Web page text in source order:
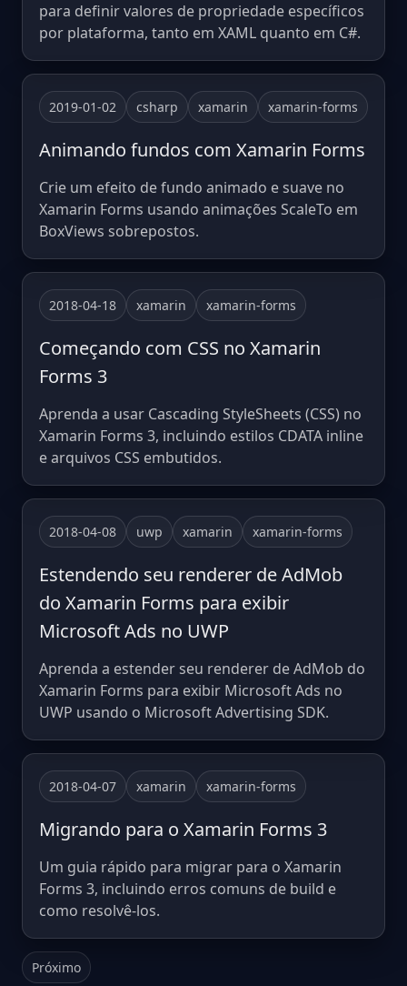
para definir valores de propriedade específicos
por plataforma, tanto em XAML quanto em C#.
2019-01-02 csharp xamarin xamarin-forms
Animando fundos com Xamarin Forms
Crie um efeito de fundo animado e suave no
Xamarin Forms usando animações ScaleTo em
BoxViews sobrepostos.
2018-04-18 xamarin xamarin-forms
Começando com CSS no Xamarin
Forms 3
Aprenda a usar Cascading StyleSheets (CSS) no
Xamarin Forms 3, incluindo estilos CDATA inline
e arquivos CSS embutidos.
2018-04-08 uwp xamarin xamarin-forms
Estendendo seu renderer de AdMob
do Xamarin Forms para exibir
Microsoft Ads no UWP
Aprenda a estender seu renderer de AdMob do
Xamarin Forms para exibir Microsoft Ads no
UWP usando o Microsoft Advertising SDK.
2018-04-07 xamarin xamarin-forms
Migrando para o Xamarin Forms 3
Um guia rápido para migrar para o Xamarin
Forms 3, incluindo erros comuns de build e
como resolvê-los.
Próximo